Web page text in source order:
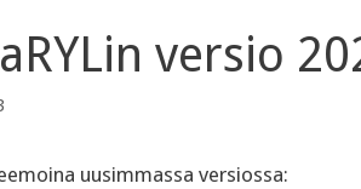
versio
uusimmassa versiossa: